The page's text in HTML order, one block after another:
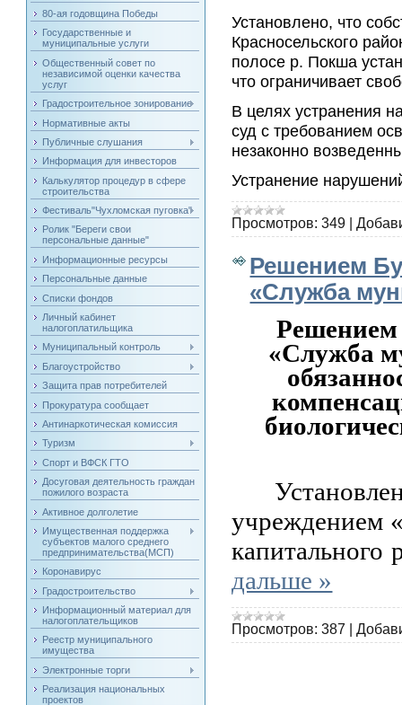
80-ая годовщина Победы
Государственные и
муниципальные услуги
Общественный совет по
независимой оценки качества
услуг
Градостроительное зонирование
Нормативные акты
Публичные слушания
Информация для инвесторов
Калькулятор процедур в сфере
строительства
Фестиваль"Чухломская пуговка"
Ролик "Береги свои
персональные данные"
Информационные ресурсы
Персональные данные
Списки фондов
Личный кабинет
налогоплатильщика
Муниципальный контроль
Благоустройство
Защита прав потребителей
Прокуратура сообщает
Антинаркотическая комиссия
Туризм
Спорт и ВФСК ГТО
Досуговая деятельность граждан
пожилого возраста
Активное долголетие
Имущественная поддержка
субъектов малого среднего
предпринимательства(МСП)
Коронавирус
Градостроительство
Информационный материал для
налогоплательщиков
Реестр муниципального
имущества
Электронные торги
Реализация национальных
проектов
Установлено, что
Красносельского
полосе р. Покша
что ограничивает
В целях устранения
суд с требованием
незаконно
Устранение
Просмотров: 349 |
Решением
«Служба
Решением
«Служба
учреждением
капитального
дальше »
Просмотров: 387 |